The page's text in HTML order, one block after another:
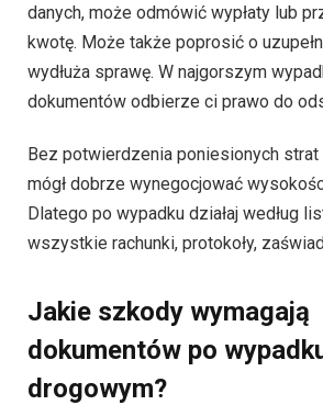
danych, może odmówić wypłaty lub
kwotę. Może także poprosić o
wydłuża sprawę. W najgorszym
dokumentów odbierze ci prawo do
Bez potwierdzenia poniesionych
mógł dobrze wynegocjować
Dlatego po wypadku działaj według
wszystkie rachunki, protokoły,
Jakie szkody wymagają
dokumentów po
drogowym?